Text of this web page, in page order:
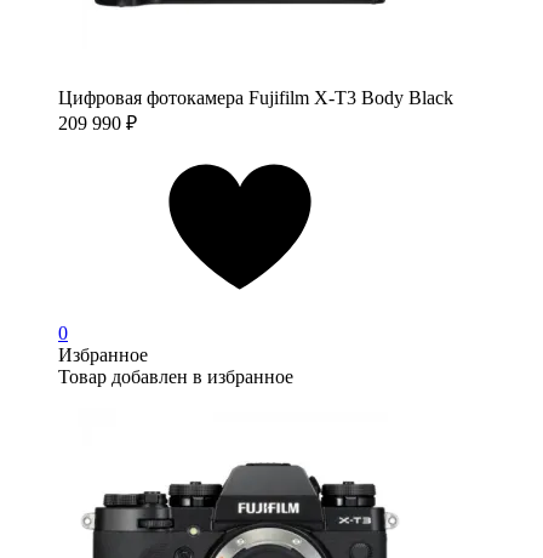
Цифровая фотокамера Fujifilm X-T3 Body Black
209 990 ₽
0
Избранное
Товар добавлен в избранное